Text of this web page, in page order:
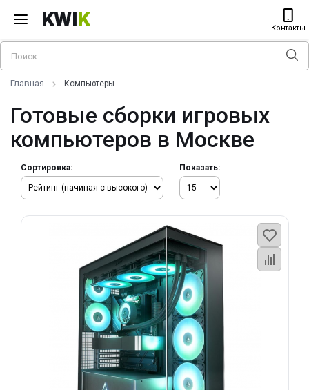
KWIK Контакты
Главная Компьютеры
Готовые сборки игровых
компьютеров в Москве
Сортировка: Показать: